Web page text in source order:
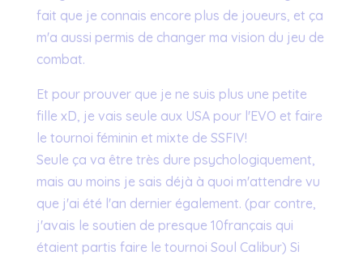
fait que je connais encore plus de joueurs, et ça
m'a aussi permis de changer ma vision du jeu de
combat.
Et pour prouver que je ne suis plus une petite
fille xD, je vais seule aux USA pour l'EVO et faire
le tournoi féminin et mixte de SSFIV!
Seule ça va être très dure psychologiquement,
mais au moins je sais déjà à quoi m'attendre vu
que j'ai été l'an dernier également. (par contre,
j'avais le soutien de presque 10français qui
étaient partis faire le tournoi Soul Calibur) Si